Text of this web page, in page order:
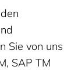
Sie von uns
SAP TM